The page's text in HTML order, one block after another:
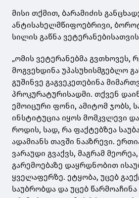
მისი თქმით, ბარამიძის
ანტისახელმწიფოებრივი,
სილის გაწნა
„ომის ვეტერანებმა გვთხოვეს,
მოგვეხდინა უპასუხისმგებლო
გუშინვე გაგვეკეთებინა
პროკურატურისადმი. თქვენ
ემოიცური ფონი, ამიტომ ჯობს,
ინსტიტუცია იყოს მომკვლევი
როდის, სად, რა ფაქტებზეა
ადამიანს თავში ნააზრევი.
ვარაუდი გვაქვს, მაგრამ
გარემოებაზე დაყრდნობით
ყველაფერზე. ეტყობა, უცებ
საუბრობდა და უცებ